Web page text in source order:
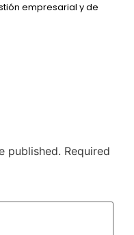
empresarial y de
published. Required